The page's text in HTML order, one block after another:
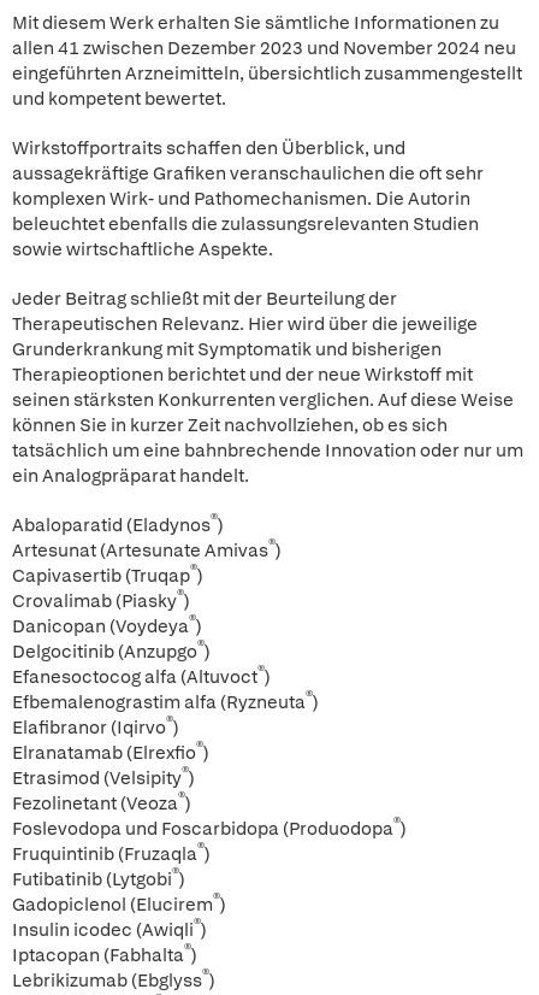
Mit diesem Werk erhalten Sie sämtliche Informationen zu
allen 41 zwischen Dezember 2023 und November 2024 neu
eingeführten Arzneimitteln, übersichtlich zusammengestellt
und kompetent bewertet.
Wirkstoffportraits schaffen den Überblick, und
aussagekräftige Grafiken veranschaulichen die oft sehr
komplexen Wirk- und Pathomechanismen. Die Autorin
beleuchtet ebenfalls die zulassungsrelevanten Studien
sowie wirtschaftliche Aspekte.
Jeder Beitrag schließt mit der Beurteilung der
Therapeutischen Relevanz. Hier wird über die jeweilige
Grunderkrankung mit Symptomatik und bisherigen
Therapieoptionen berichtet und der neue Wirkstoff mit
seinen stärksten Konkurrenten verglichen. Auf diese Weise
können Sie in kurzer Zeit nachvollziehen, ob es sich
tatsächlich um eine bahnbrechende Innovation oder nur um
ein Analogpräparat handelt.
Abaloparatid (Eladynos®)
Artesunat (Artesunate Amivas®)
Capivasertib (Truqap®)
Crovalimab (Piasky®)
Danicopan (Voydeya®)
Delgocitinib (Anzupgo®)
Efanesoctocog alfa (Altuvoct®)
Efbemalenograstim alfa (Ryzneuta®)
Elafibranor (Iqirvo®)
Elranatamab (Elrexfio®)
Etrasimod (Velsipity®)
Fezolinetant (Veoza®)
Foslevodopa und Foscarbidopa (Produodopa®)
Fruquintinib (Fruzaqla®)
Futibatinib (Lytgobi®)
Gadopiclenol (Elucirem®)
Insulin icodec (Awiqli®)
Iptacopan (Fabhalta®)
Lebrikizumab (Ebglyss®)